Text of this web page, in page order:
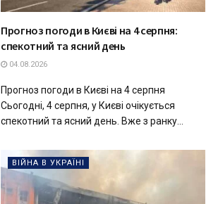
Прогноз погоди в Києві на 4 серпня:
спекотний та ясний день
04.08.2026
Прогноз погоди в Києві на 4 серпня
Сьогодні, 4 серпня, у Києві очікується
спекотний та ясний день. Вже з ранку...
ВІЙНА В УКРАЇНІ